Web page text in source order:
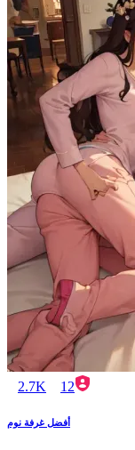
2.7K 12
أفضل غرفة نوم